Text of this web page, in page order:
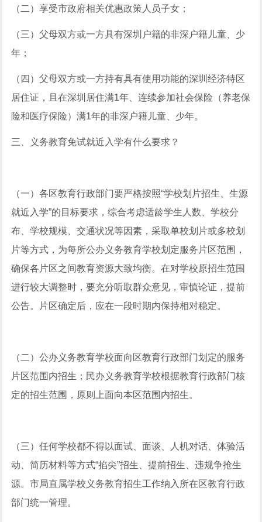
（二）享受市政府相关优惠政策人员子女；
（三）父母双方或一方具有深圳户籍的非深户籍儿童、少
年；
（四）父母双方或一方持有具有使用功能的深圳经济特区
居住证，且在深圳居住满1年、连续参加社会保险（养老保
险和医疗保险）满1年的非深户籍儿童、少年。
三、义务教育免试就近入学有什么要求？
（一）各区教育行政部门要严格按照“学校划片招生、生源
就近入学”的目标要求，综合考虑适龄学生人数、学校分
布、学校规模、交通状况等因素，采取单校划片或多校划
片等方式，为每所公办义务教育学校划定服务片区范围，
确保各片区之间教育资源大致均衡。在对学校原招生范围
进行较大调整时，要充分听取群众意见，审慎论证，提前
公告。片区确定后，应在一段时期内保持相对稳定。
（二）公办义务教育学校面向区教育行政部门划定的服务
片区范围内招生；民办义务教育学校根据教育行政部门核
定的招生范围，原则上面向本区范围内招生。
（三）任何学校都不得以面试、面谈、人机对话、体验活
动、简历材料等方式“掐尖”招生、提前招生、违规争抢生
源。市局直属学校义务教育招生工作纳入所在区教育行政
部门统一管理。